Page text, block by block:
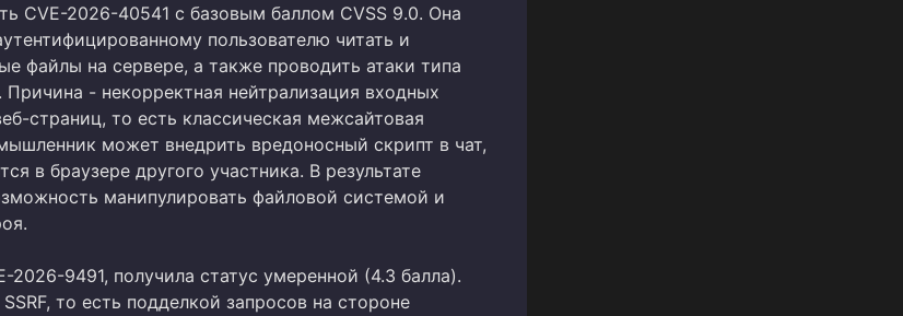
CVE-2026-40541 с базовым баллом CVSS 9.0. Она
пользователю читать и
файлы на сервере, а также проводить атаки типа
Причина - некорректная нейтрализация входных
страниц, то есть классическая межсайтовая
может внедрить вредоносный скрипт в чат,
в браузере другого участника. В результате
манипулировать файловой системой и
2026-9491, получила статус умеренной (4.3 балла).
то есть подделкой запросов на стороне